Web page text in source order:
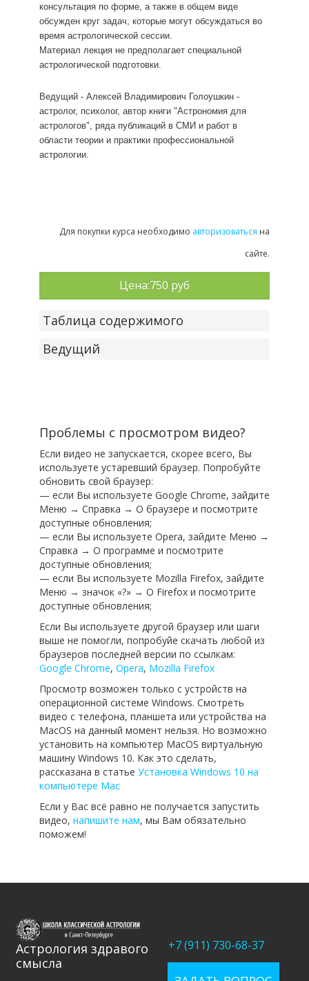
консультация по форме, а также в общем виде
обсужден круг задач, которые могут обсуждаться во
время астрологической сессии.
Материал лекция не предполагает специальной
астрологической подготовки.
Ведущий - Алексей Владимирович Голоушкин -
астролог, психолог, автор книги "Астрономия для
астрологов", ряда публикаций в СМИ и работ в
области теории и практики профессиональной
астрологии.
Для покупки курса необходимо авторизоваться на
сайте.
Цена:750 руб
Таблица содержимого
Ведущий
Проблемы с просмотром видео?
Если видео не запускается, скорее всего, Вы
используете устаревший браузер. Попробуйте
обновить свой браузер:
— если Вы используете Google Chrome, зайдите
Меню → Справка → О браузере и посмотрите
доступные обновления;
— если Вы используете Opera, зайдите Меню →
Справка → О программе и посмотрите
доступные обновления;
— если Вы используете Mozilla Firefox, зайдите
Меню → значок «?» → О Firefox и посмотрите
доступные обновления;
Если Вы используете другой браузер или шаги
выше не помогли, попробуйе скачать любой из
браузеров последней версии по ссылкам:
Google Chrome, Opera, Mozilla Firefox
Просмотр возможен только с устройств на
операционной системе Windows. Смотреть
видео с телефона, планшета или устройства на
MacOS на данный момент нельзя. Но возможно
установить на компьютер MacOS виртуальную
машину Windows 10. Как это сделать,
рассказана в статье Установка Windows 10 на
компьютере Mac
Если у Вас всё равно не получается запустить
видео, напишите нам, мы Вам обязательно
поможем!
Астрология здравого
смысла
+7 (911) 730-68-37